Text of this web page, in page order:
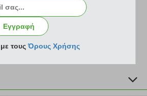
στο newsletter
Εγγραφή
τουςΌρους Χρήσης